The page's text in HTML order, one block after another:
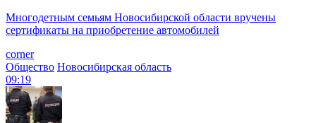
Многодетным семьям Новосибирской области вручены
сертификаты на приобретение автомобилей
corner
Общество Новосибирская область
09:19